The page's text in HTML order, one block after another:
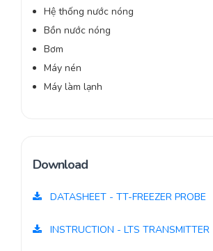
Hệ thống nước nóng
Bồn nước nóng
Bơm
Máy nén
Máy làm lạnh
Download
DATASHEET - TT-FREEZER PROBE
INSTRUCTION - LTS TRANSMITTER